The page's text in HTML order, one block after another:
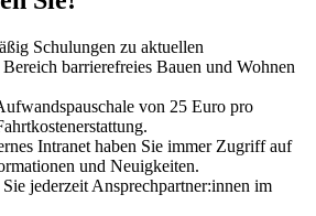
Schulungen zu aktuellen
barrierefreies Bauen und Wohnen
von 25 Euro pro
Intranet haben Sie immer Zugriff auf
und Neuigkeiten.
jederzeit Ansprechpartner:innen im